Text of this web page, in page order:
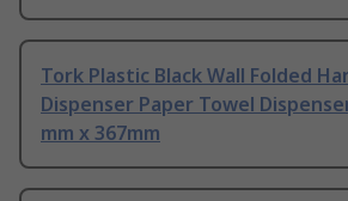
Tork Plastic Black Wall Folded
Dispenser Paper Towel
mm x 367mm